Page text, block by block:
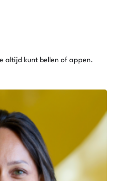
altijd kunt bellen of appen.